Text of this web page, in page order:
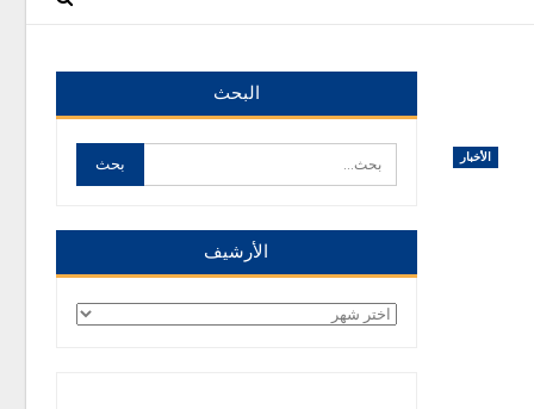
الأخبار
البحث
الأرشيف
الأرشيف